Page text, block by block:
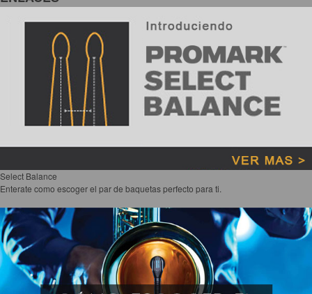
Enterate como escoger el par de baquetas perfecto para ti.